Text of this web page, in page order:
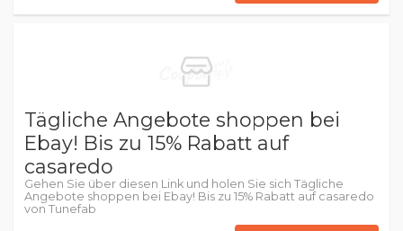
Tägliche Angebote shoppen bei
Ebay! Bis zu 15% Rabatt auf
casaredo
Gehen Sie über diesen Link und holen Sie sich Tägliche
Angebote shoppen bei Ebay! Bis zu 15% Rabatt auf casaredo
von Tunefab